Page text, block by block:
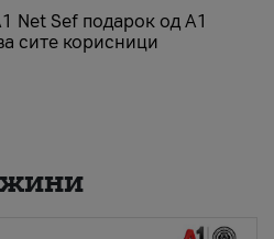
Net Sеf подарок од А1
сите корисници